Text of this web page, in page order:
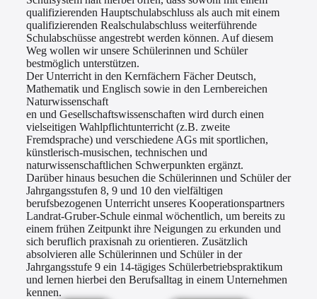
qualifizierenden Hauptschulabschluss als auch mit einem
qualifizierenden Realschulabschluss weiterführende
Schulabschüsse angestrebt werden können. Auf diesem
Weg wollen wir unsere Schülerinnen und Schüler
bestmöglich unterstützen.
Der Unterricht in den Kernfächern Fächer Deutsch,
Mathematik und Englisch sowie in den Lernbereichen
Naturwissenschaft
en und Gesellschaftswissenschaften wird durch einen
vielseitigen Wahlpflichtunterricht (z.B. zweite
Fremdsprache) und verschiedene AGs mit sportlichen,
künstlerisch-musischen, technischen und
naturwissenschaftlichen Schwerpunkten ergänzt.
Darüber hinaus besuchen die Schülerinnen und Schüler der
Jahrgangsstufen 8, 9 und 10 den vielfältigen
berufsbezogenen Unterricht unseres Kooperationspartners
Landrat-Gruber-Schule einmal wöchentlich, um bereits zu
einem frühen Zeitpunkt ihre Neigungen zu erkunden und
sich beruflich praxisnah zu orientieren. Zusätzlich
absolvieren alle Schülerinnen und Schüler in der
Jahrgangsstufe 9 ein 14-tägiges Schülerbetriebspraktikum
und lernen hierbei den Berufsalltag in einem Unternehmen
kennen.